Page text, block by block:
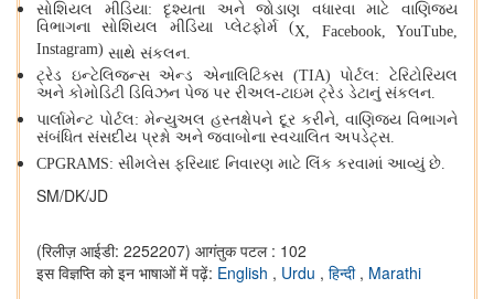
સોશિયલ મીડિયા:
દૃશ્યતા અને જોડાણ વધારવા માટે વાણિજ્ય
વિભાગના સોશિયલ મીડિયા પ્લેટફોર્મ (X, Facebook, YouTube,
Instagram) સાથે સંકલન.
ટ્રેડ ઇન્ટેલિજન્સ એન્ડ એનાલિટિક્સ (TIA) પોર્ટલ: ટેરિટોરિયલ
અને કોમોડિટી ડિવિઝન પેજ પર રીઅલ-ટાઇમ ટ્રેડ ડેટાનું સંકલન.
પાર્લામેન્ટ પોર્ટલ: મેન્યુઅલ હસ્તક્ષેપને દૂર કરીને, વાણિજ્ય વિભાગને
સંબંધિત સંસદીય પ્રશ્નો અને જવાબોના સ્વચાલિત અપડેટ્સ.
CPGRAMS: સીમલેસ ફરિયાદ નિવારણ માટે લિંક કરવામાં આવ્યું છે.
SM/DK/JD
(रिलीज़ आईडी: 2252207) आगंतुक पटल : 102
इस विज्ञप्ति को इन भाषाओं में पढ़ें: English , Urdu , हिन्दी , Marathi